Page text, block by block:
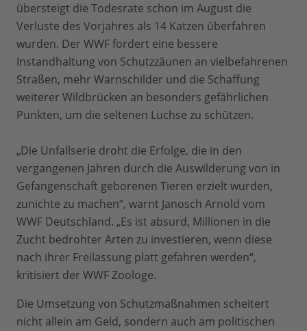
übersteigt die Todesrate schon im August die
Verluste des Vorjahres als 14 Katzen überfahren
wurden. Der WWF fordert eine bessere
Instandhaltung von Schutzzäunen an vielbefahrenen
Straßen, mehr Warnschilder und die Schaffung
weiterer Wildbrücken an besonders gefährlichen
Punkten, um die seltenen Luchse zu schützen.
„Die Unfallserie droht die Erfolge, die in den
vergangenen Jahren durch die Auswilderung von in
Gefangenschaft geborenen Tieren erzielt wurden,
zunichte zu machen“, warnt Janosch Arnold vom
WWF Deutschland. „Es ist absurd, Millionen in die
Zucht bedrohter Arten zu investieren, wenn diese
nach ihrer Freilassung platt gefahren werden“,
kritisiert der WWF Zoologe.
Die Umsetzung von Schutzmaßnahmen scheitert
nicht allein am Geld, sondern auch am politischen